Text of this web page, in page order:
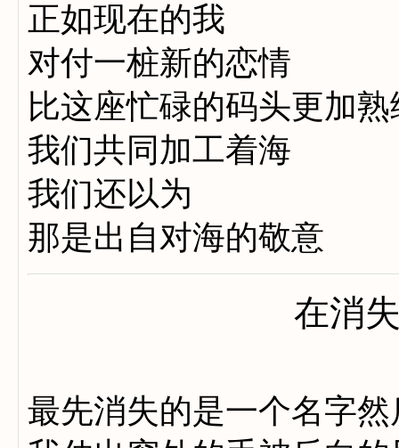
正如现在的我
对付一桩新的恋情
比这座忙碌的码头更加熟
我们共同加工着海
我们还以为
那是出自对海的敬意
在消
最先消失的是一个名字